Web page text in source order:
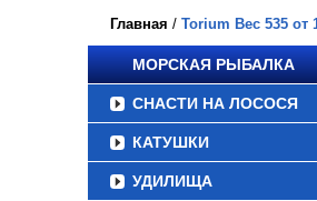
Главная / Torium Вес 535 от
МОРСКАЯ РЫБАЛКА
СНАСТИ НА ЛОСОСЯ
КАТУШКИ
УДИЛИЩА